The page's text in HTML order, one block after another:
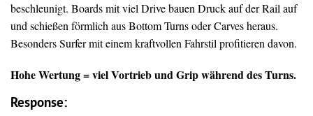
beschleunigt. Boards mit viel Drive bauen Druck auf der Rail auf
und schießen förmlich aus Bottom Turns oder Carves heraus.
Besonders Surfer mit einem kraftvollen Fahrstil profitieren davon.
Hohe Wertung = viel Vortrieb und Grip während des Turns.
Response: